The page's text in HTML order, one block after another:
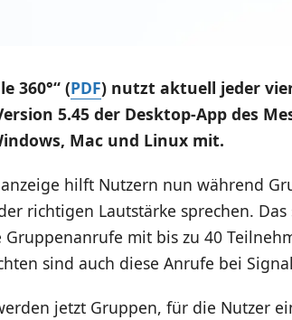
360°“ (PDF) nutzt aktuell jeder
5.45 der Desktop-App des
Mac und Linux mit.
hilft Nutzern nun während
richtigen Lautstärke sprechen.
mit bis zu 40
sind auch diese Anrufe bei
jetzt Gruppen, für die Nutzer